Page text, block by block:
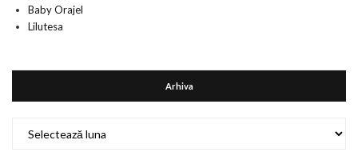
Baby Orajel
Lilutesa
Arhiva